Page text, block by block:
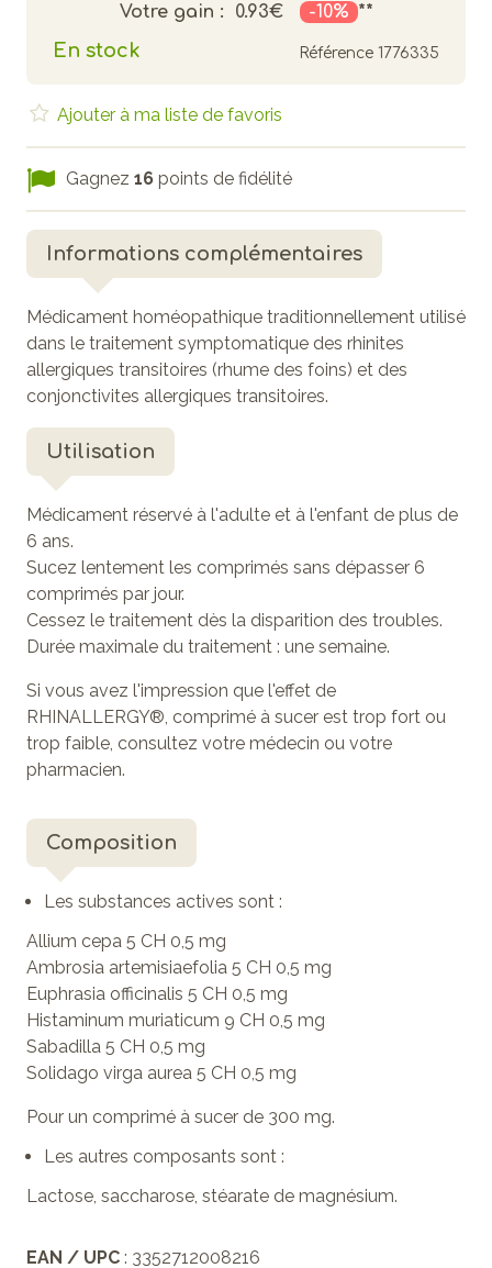
Votre gain : 0.93€ -10% **
En stock Référence 1776335
Ajouter à ma liste de favoris
Gagnez 16 points de fidélité
Informations complémentaires
Médicament homéopathique traditionnellement utilisé
dans le traitement symptomatique des rhinites
allergiques transitoires (rhume des foins) et des
conjonctivites allergiques transitoires.
Utilisation
Médicament réservé à l'adulte et à l'enfant de plus de
6 ans.
Sucez lentement les comprimés sans dépasser 6
comprimés par jour.
Cessez le traitement dès la disparition des troubles.
Durée maximale du traitement : une semaine.
Si vous avez l'impression que l'effet de
RHINALLERGY®, comprimé à sucer est trop fort ou
trop faible, consultez votre médecin ou votre
pharmacien.
Composition
Les substances actives sont :
Allium cepa 5 CH 0,5 mg
Ambrosia artemisiaefolia 5 CH 0,5 mg
Euphrasia officinalis 5 CH 0,5 mg
Histaminum muriaticum 9 CH 0,5 mg
Sabadilla 5 CH 0,5 mg
Solidago virga aurea 5 CH 0,5 mg
Pour un comprimé à sucer de 300 mg.
Les autres composants sont :
Lactose, saccharose, stéarate de magnésium.
EAN / UPC : 3352712008216